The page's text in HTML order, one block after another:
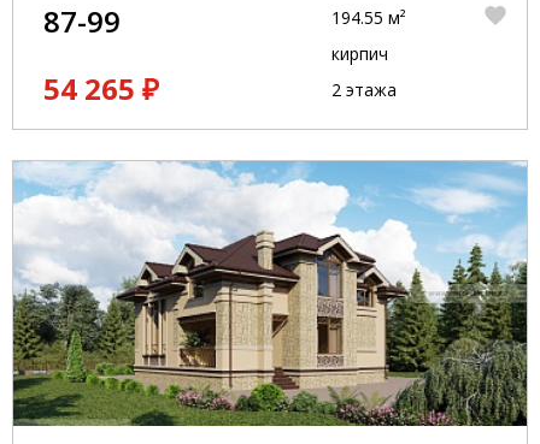
87-99
54 265 ₽
194.55 м²
кирпич
2 этажа